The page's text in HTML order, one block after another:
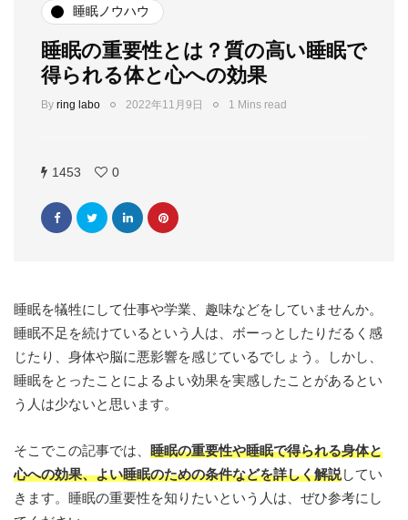
睡眠ノウハウ
睡眠の重要性とは？質の高い睡眠で
得られる体と心への効果
By ring labo 2022年11月9日 1 Mins read
1453 0
睡眠を犠牲にして仕事や学業、趣味などをしていませんか。
睡眠不足を続けているという人は、ボーっとしたりだるく感
じたり、身体や脳に悪影響を感じているでしょう。しかし、
睡眠をとったことによるよい効果を実感したことがあるとい
う人は少ないと思います。
そこでこの記事では、 睡眠の重要性や睡眠で得られる身体と
心への効果、よい睡眠のための条件などを詳しく解説してい
きます。睡眠の重要性を知りたいという人は、ぜひ参考にし